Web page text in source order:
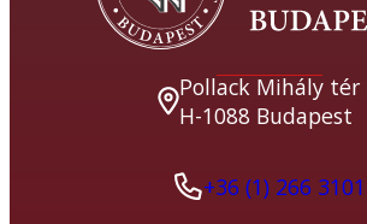
Pollack Mihály tér
H-1088 Budapest
+36 (1) 266 3101